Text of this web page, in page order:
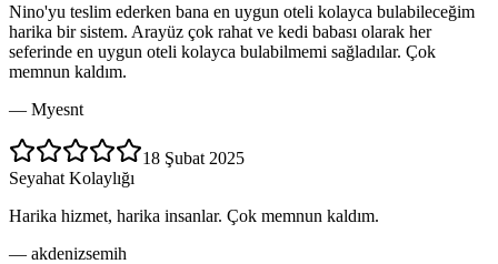
Nino'yu teslim ederken bana en uygun oteli kolayca bulabileceğim
harika bir sistem. Arayüz çok rahat ve kedi babası olarak her
seferinde en uygun oteli kolayca bulabilmemi sağladılar. Çok
memnun kaldım.
— Myesnt
18 Şubat 2025
Seyahat Kolaylığı
Harika hizmet, harika insanlar. Çok memnun kaldım.
— akdenizsemih